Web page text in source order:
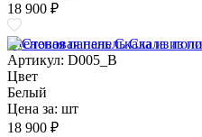
18 900 ₽
Стеновая панель Скала из
Артикул: D005_B
Цвет
Белый
Цена за: шт
18 900 ₽